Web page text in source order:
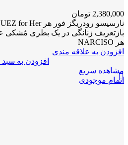
2,380,000 تومان
بازتعریف زنانگی در یک بطری مُشکی
هر NARCISO
افزودن به علاقه مندی
افزودن به سبد
مشاهده سریع
اتمام موجودی